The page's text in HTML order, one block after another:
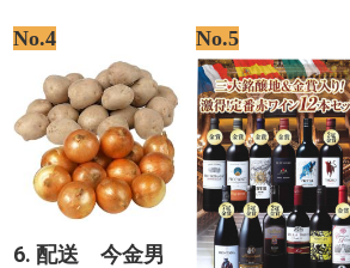
No.4
6. 配送 今金男
No.5